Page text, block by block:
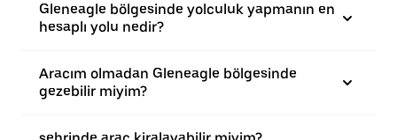
Gleneagle bölgesinde yolculuk yapmanın en
hesaplı yolu nedir?
Aracım olmadan Gleneagle bölgesinde
gezebilir miyim?